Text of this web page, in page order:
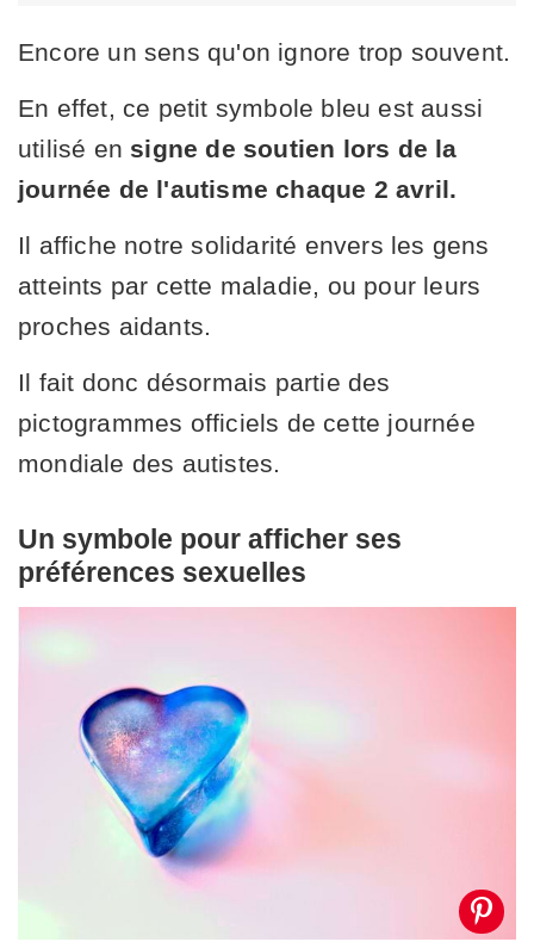
Encore un sens qu'on ignore trop souvent.
En effet, ce petit symbole bleu est aussi
utilisé en signe de soutien lors de la
journée de l'autisme chaque 2 avril.
Il affiche notre solidarité envers les gens
atteints par cette maladie, ou pour leurs
proches aidants.
Il fait donc désormais partie des
pictogrammes officiels de cette journée
mondiale des autistes.
Un symbole pour afficher ses
préférences sexuelles